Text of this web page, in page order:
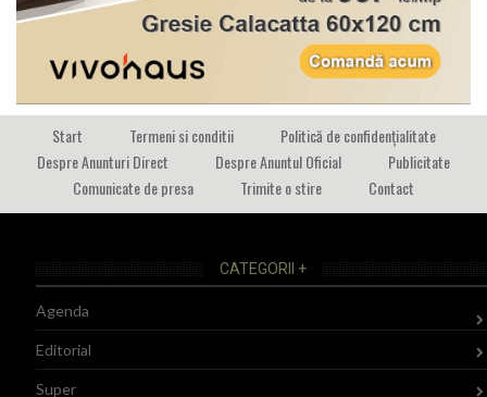
Start Termeni si conditii
Politică de confidențialitate
Despre Anunturi Direct
Despre Anuntul Oficial
Publicitate
Comunicate de presa
Trimite o stire Contact
CATEGORII +
Agenda
Editorial
Super